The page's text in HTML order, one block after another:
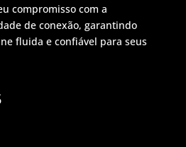
compromisso com a
de conexão, garantindo
fluida e confiável para seus